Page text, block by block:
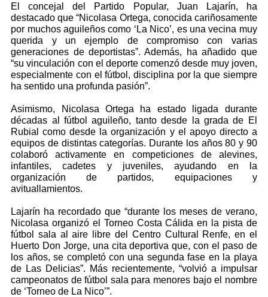
El concejal del Partido Popular, Juan Lajarín, ha
destacado que “Nicolasa Ortega, conocida cariñosamente
por muchos aguileños como ‘La Nico’, es una vecina muy
querida y un ejemplo de compromiso con varias
generaciones de deportistas”. Además, ha añadido que
“su vinculación con el deporte comenzó desde muy joven,
especialmente con el fútbol, disciplina por la que siempre
ha sentido una profunda pasión”.
Asimismo, Nicolasa Ortega ha estado ligada durante
décadas al fútbol aguileño, tanto desde la grada de El
Rubial como desde la organización y el apoyo directo a
equipos de distintas categorías. Durante los años 80 y 90
colaboró activamente en competiciones de alevines,
infantiles, cadetes y juveniles, ayudando en la
organización de partidos, equipaciones y
avituallamientos.
Lajarín ha recordado que “durante los meses de verano,
Nicolasa organizó el Torneo Costa Cálida en la pista de
fútbol sala al aire libre del Centro Cultural Renfe, en el
Huerto Don Jorge, una cita deportiva que, con el paso de
los años, se completó con una segunda fase en la playa
de Las Delicias”. Más recientemente, “volvió a impulsar
campeonatos de fútbol sala para menores bajo el nombre
de ‘Torneo de La Nico’”.